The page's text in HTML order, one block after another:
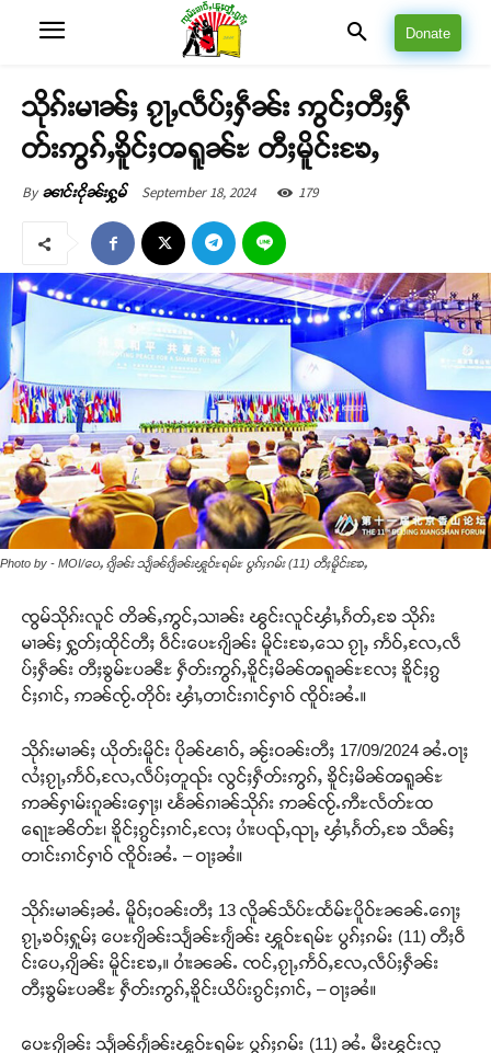
Donate
သိုၵ်းမၢၼ်ႈ ၵႂႃႇလဵပ်ႈႁဵၼ်း ဢွင်ႈတီႈႁဵ
တ်းဢွၵ်ႇၶိူင်ႈၻရူၼ်ႊ တီႈမိူင်းၶႄႇ
By ၼၢင်းငိုၼ်းႁွမ် September 18, 2024 179
Photo by - MOI/ပေႇ ၵျိၼ်း သျႅၼ်ၵျႅၼ်းၾူဝ်ႊရမ်ႊ ပွၵ်ႈၵမ်း (11) တီႈမိူင်းၶႄႇ
ၸွမ်သိုၵ်းလူင် တိၼ်ႇဢွင်ႇသၢၼ်း ၽွင်းလူင်ၾၢႆႇၵႅတ်ႇၶႄ သိုၵ်း
မၢၼ်ႈ ႁွတ်ႈထိုင်တီႈ ဝဵင်းပေႊၵျိၼ်း မိူင်းၶႄႇသေ ၵႂႃႇ ဢႅဝ်ႇလႄႇလဵ
ပ်ႈႁဵၼ်း တီႈၶွမ်ႊပၼီႊ ႁဵတ်းဢွၵ်ႇၶိူင်ႈမိၼ်ၻရူၼ်ႊလႄႈ ၶိူင်ႈၵွ
င်ႈၵၢင်ႇ ဢၼ်ၸႂ်ႉတိုဝ်း ၾၢႆႇတၢင်းၵၢင်ႁၢဝ် ၸိူဝ်းၼႆႉ။
သိုၵ်းမၢၼ်ႈ ယိုတ်းမိူင်း ပိုၼ်ၽၢဝ်ႇ ၼႂ်းဝၼ်းတီႈ 17/09/2024 ၼႆႉဝႃႈ
လႆႈၵႂႃႇဢႅဝ်ႇလႄႇလဵပ်ႈတူၺ်း လွင်ႈႁဵတ်းဢွၵ်ႇ ၶိူင်ႈမိၼ်ၻရူၼ်ႊ
ဢၼ်ႁၢမ်းၵူၼ်းႁေႃႈ၊ ၽႅၼ်ၵၢၼ်သိုၵ်း ဢၼ်ၸႂ်ႉဢီႊလႅတ်ႊထ
ရေႃႊၼိတ်ႊ၊ ၶိူင်ႈၵွင်ႈၵၢင်ႇလႄႈ ပၢႆးပၺ်ႇၺႃႇ ၾၢႆႇၵႅတ်ႇၶႄ သဵၼ်ႈ
တၢင်းၵၢင်ႁၢဝ် ၸိူဝ်းၼႆႉ – ဝႃႈၼႆ။
သိုၵ်းမၢၼ်ႈၼႆႉ မိူဝ်ႈဝၼ်းတီႈ 13 လိူၼ်သႅပ်ႊထႅမ်ႊပိူဝ်ႊၼၼ်ႉၵေႃႈ
ၵႂႃႇၶဝ်ႈႁူမ်ႈ ပေႊၵျိၼ်းသျႅၼ်ႊၵျႅၼ်း ၾူဝ်ႊရမ်ႊ ပွၵ်ႈၵမ်း (11) တီႈဝဵ
င်းပေႇၵျိၼ်း မိူင်းၶႄႇ။ ဝၢႆးၼၼ်ႉ ၸင်ႇၵႂႃႇဢႅဝ်ႇလႄႇလဵပ်ႈႁဵၼ်း
တီႈၶွမ်ႊပၼီႊ ႁဵတ်းဢွၵ်ႇၶိူင်းယိပ်းၵွင်ႈၵၢင်ႇ – ဝႃႈၼႆ။
ပေႊၵျိၼ်း သျႅၼ်ၵျႅၼ်းၾူဝ်ႊရမ်ႊ ပွၵ်ႈၵမ်း (11) ၼႆႉ မီးၽွင်းလူ